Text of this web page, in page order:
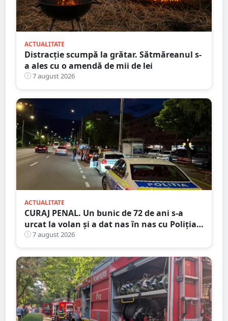
ACTUALITATE
Distracție scumpă la grătar. Sătmăreanul s-
a ales cu o amendă de mii de lei
7 august 2026
ACTUALITATE
CURAJ PENAL. Un bunic de 72 de ani s-a
urcat la volan și a dat nas în nas cu Poliția
Satu Mare
7 august 2026